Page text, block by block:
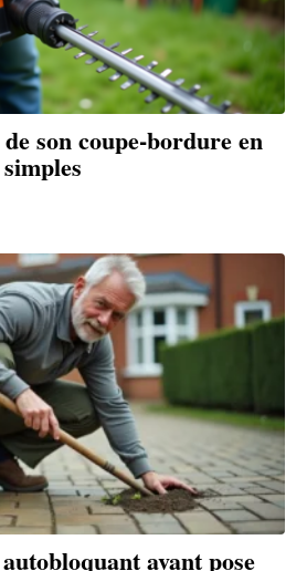
son coupe-bordure en
avant pose